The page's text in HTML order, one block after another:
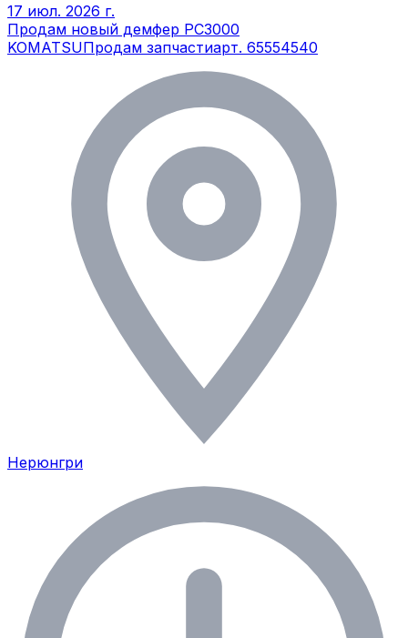
17 июл. 2026 г.
Продам новый демфер РС3000
KOMATSUПродам запчастиарт. 65554540
Нерюнгри